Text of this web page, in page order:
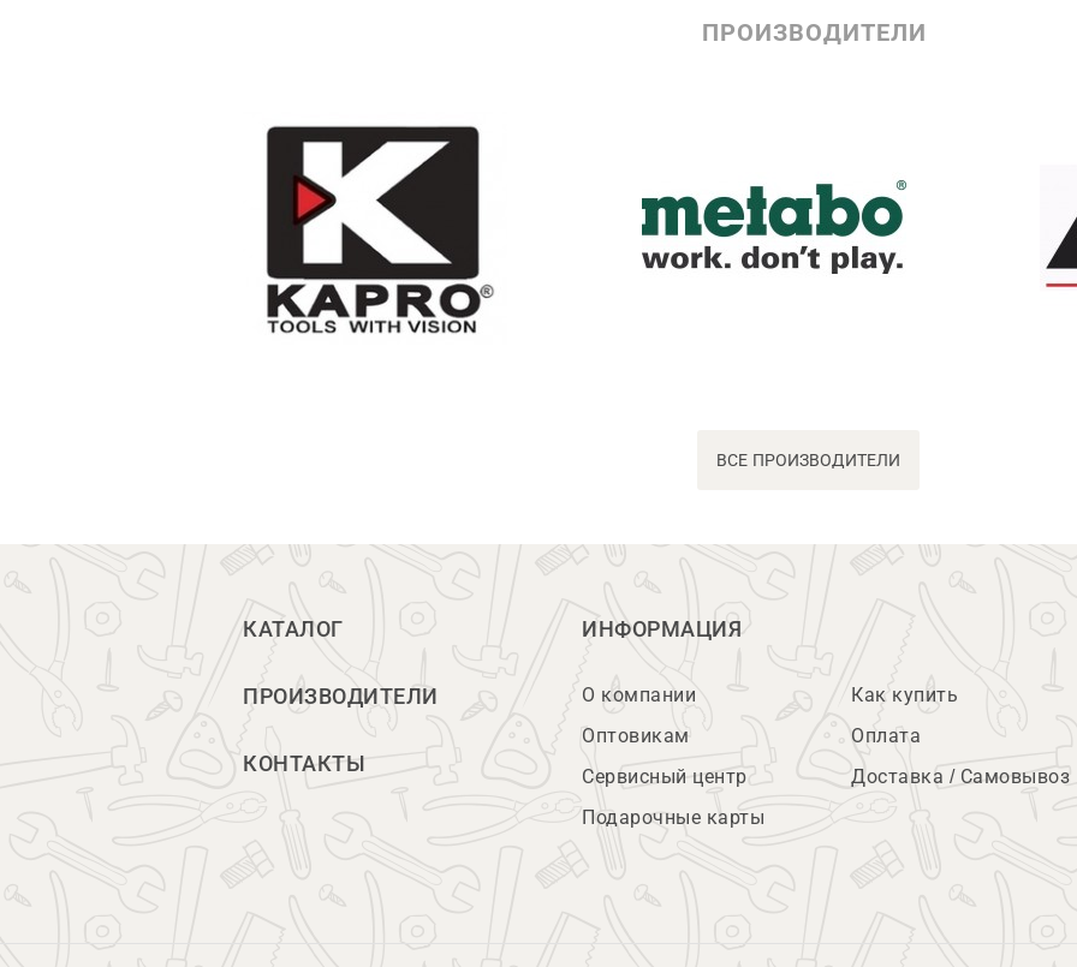
ПРОИЗВОДИТЕЛИ
ВСЕ ПРОИЗВОДИТЕЛИ
КАТАЛОГ
ПРОИЗВОДИТЕЛИ
КОНТАКТЫ
ИНФОРМАЦИЯ
О компании
Оптовикам
Сервисный центр
Подарочные карты
Как купить
Оплата
Доставка / Самовывоз